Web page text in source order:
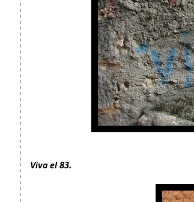
Viva el 83.